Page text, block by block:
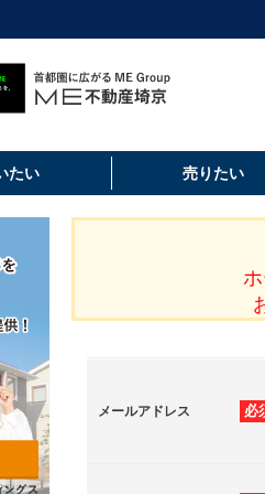
たい 売りたい
必
メールアドレス